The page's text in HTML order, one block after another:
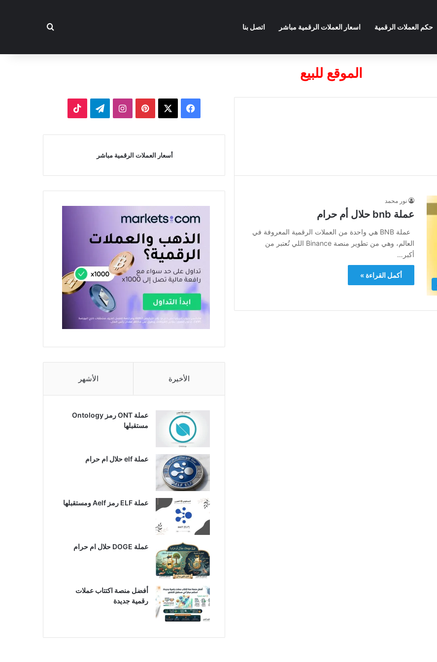
حكم العملات الرقمية اسعار العملات الرقمية مباشر اتصل بنا بحث عن
الموقع للبيع
نور محمد
عملة bnb حلال أم حرام​
عملة BNB هي واحدة من العملات الرقمية المعروفة في
العالم، وهي من تطوير منصة Binance اللي تُعتبر من
أكبر…
أكمل القراءة »
فيسبوك بينتيريستانستقرامتيلقرام
أسعار العملات الرقمية مباشر
الأخيرة الأشهر
عملة ONT رمز Ontology
مستقبلها
عملة elf حلال ام حرام
عملة ELF رمز Aelf ومستقبلها
عملة DOGE حلال ام حرام
أفضل منصة اكتتاب عملات
رقمية جديدة